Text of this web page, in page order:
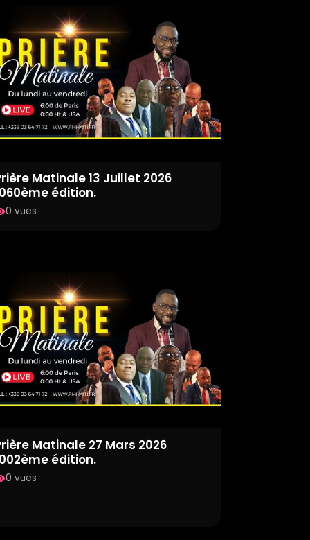
Matinale 13 Juillet 2026
édition.
0 vues
Matinale 27 Mars 2026
édition.
0 vues